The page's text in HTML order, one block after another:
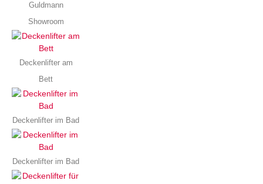
Guldmann
Showroom
Deckenlifter am
Bett
Deckenlifter im Bad
Deckenlifter im Bad